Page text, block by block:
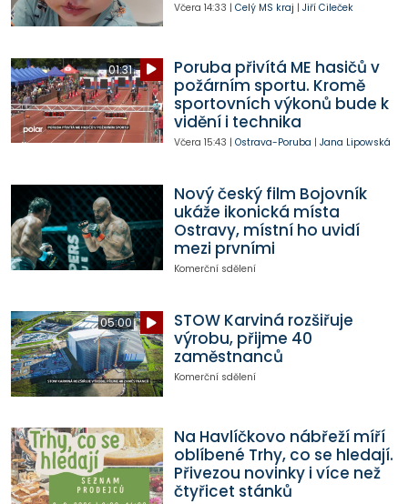
Včera 14:33 | Celý MS kraj | Jiří Cileček
01:31
Poruba přivítá ME hasičů v
požárním sportu. Kromě
sportovních výkonů bude k
vidění i technika
Včera 15:43 | Ostrava-Poruba | Jana Lipowská
Nový český film Bojovník
ukáže ikonická místa
Ostravy, místní ho uvidí
mezi prvními
Komerční sdělení
05:00
STOW Karviná rozšiřuje
výrobu, přijme 40
zaměstnanců
Komerční sdělení
Na Havlíčkovo nábřeží míří
oblíbené Trhy, co se hledají.
Přivezou novinky i více než
čtyřicet stánků